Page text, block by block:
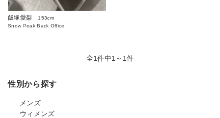
飯塚愛梨
153cm
Snow Peak Back Office
全1件中1～1件
性別から探す
メンズ
ウィメンズ